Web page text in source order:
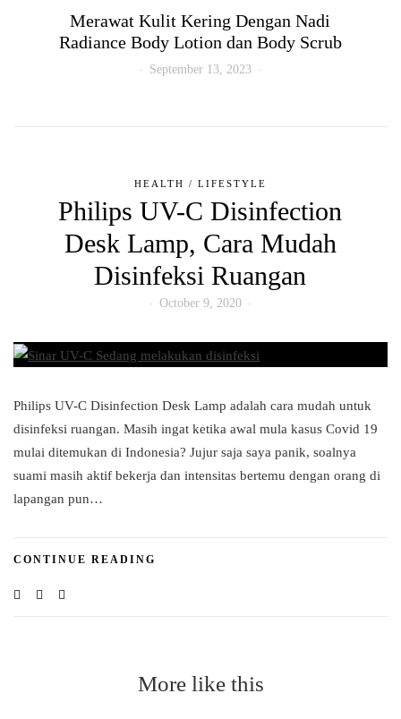
Merawat Kulit Kering Dengan Nadi
Radiance Body Lotion dan Body Scrub
September 13, 2023
HEALTH / LIFESTYLE
Philips UV-C Disinfection
Desk Lamp, Cara Mudah
Disinfeksi Ruangan
October 9, 2020
Philips UV-C Disinfection Desk Lamp adalah cara mudah untuk
disinfeksi ruangan. Masih ingat ketika awal mula kasus Covid 19
mulai ditemukan di Indonesia? Jujur saja saya panik, soalnya
suami masih aktif bekerja dan intensitas bertemu dengan orang di
lapangan pun…
CONTINUE READING
More like this